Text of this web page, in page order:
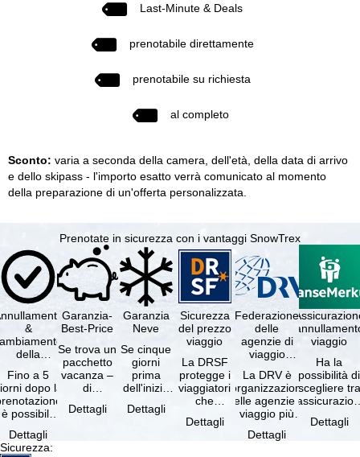
Last-Minute & Deals
prenotabile direttamente
prenotabile su richiesta
al completo
Sconto: varia a seconda della camera, dell'età, della data di arrivo
e dello skipass - l'importo esatto verrà comunicato al momento
della preparazione di un'offerta personalizzata.
Prenotate in sicurezza con i vantaggi SnowTrex
&
della
gratuiti
Fino a 5
dopo la
è possibile
il …
Dettagli
Garanzia-
Best-Price
Se trova un
pacchetto
vacanza –
di
e servizi
Dettagli
Garanzia
Neve
Se cinque
giorni
prima
dell'inizio
soggiorno
Dettagli
Sicurezza
del prezzo
viaggio
La DRSF
protegge i
viaggiatori
che
un
Dettagli
Federazione
delle
agenzie di
viaggio
La DRV è
l'organizzazione
delle agenzie di
viaggio più
Germania.
Dettagli
viaggio
Ha la
possibilità di
scegliere tra
viaggio
Dettagli
Sicurezza: